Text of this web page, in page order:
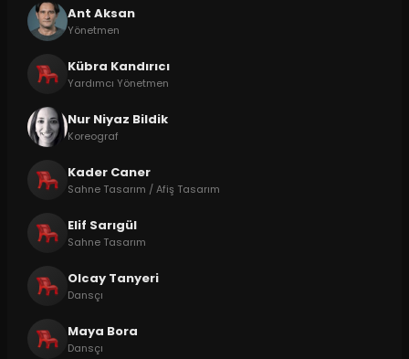
Ant Aksan
Yönetmen
Kübra Kandırıcı
Yardımcı Yönetmen
Nur Niyaz Bildik
Koreograf
Kader Caner
Sahne Tasarım / Afiş Tasarım
Elif Sarıgül
Sahne Tasarım
Olcay Tanyeri
Dansçı
Maya Bora
Dansçı